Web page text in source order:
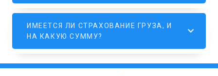
ИМЕЕТСЯ ЛИ СТРАХОВАНИЕ ГРУЗА, И
НА КАКУЮ СУММУ?